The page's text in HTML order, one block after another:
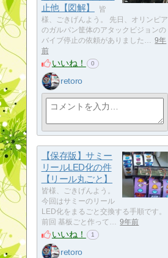
止他【図解】
皆
様、ごきげんよう。 先日、オリンピア
のガルパン筐体のアタックビジョンの
バイブ停止の依頼がありました…
9年
前
いいね！ 0
retoro
【保存版】サミー
リールLED化の件
【リール丸ごと】
皆様、ごきげんよう。
今回はサミーのリール
LED化をまるごと交換する手順です。
前回 基板ごと作って…
9年前
いいね！ 1
retoro